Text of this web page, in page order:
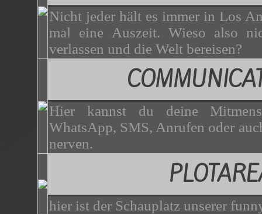
Nicht jeder hält es immer in Los
mal eine Auszeit. Wieso also
verlassen und die Welt bereisen?
Hier kannst du deine
WhatsApp, SMS, Anrufen oder
nerven.
hier ist der Schauplatz unserer